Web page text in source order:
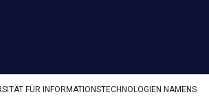
FÜR INFORMATIONSTECHNOLOGIEN NAMENS